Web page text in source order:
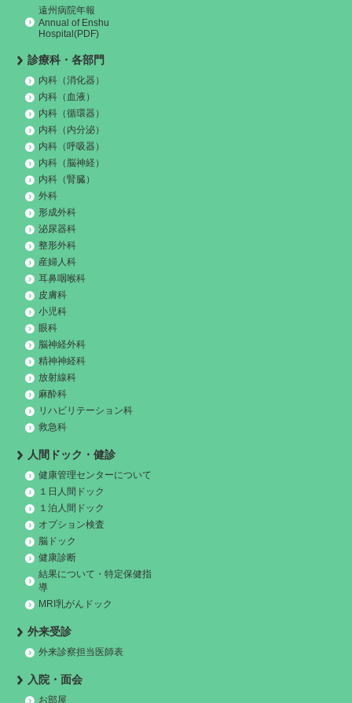
遠州病院年報
Annual of Enshu
Hospital(PDF)
診療科・各部門
内科（消化器）
内科（血液）
内科（循環器）
内科（内分泌）
内科（呼吸器）
内科（脳神経）
内科（腎臓）
外科
形成外科
泌尿器科
整形外科
産婦人科
耳鼻咽喉科
皮膚科
小児科
眼科
脳神経外科
精神神経科
放射線科
麻酔科
リハビリテーション科
救急科
人間ドック・健診
健康管理センターについて
１日人間ドック
１泊人間ドック
オプション検査
脳ドック
健康診断
結果について・特定保健指
導
MRI乳がんドック
外来受診
外来診察担当医師表
入院・面会
お部屋